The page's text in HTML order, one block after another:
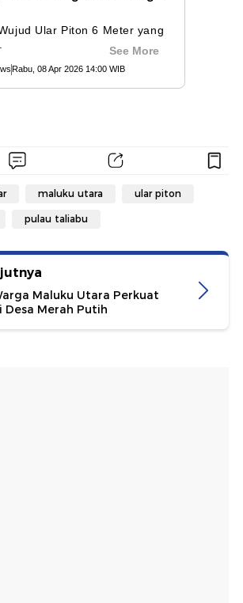
maluku utara ular piton
pulau taliabu
Maluku Utara Perkuat
Desa Merah Putih